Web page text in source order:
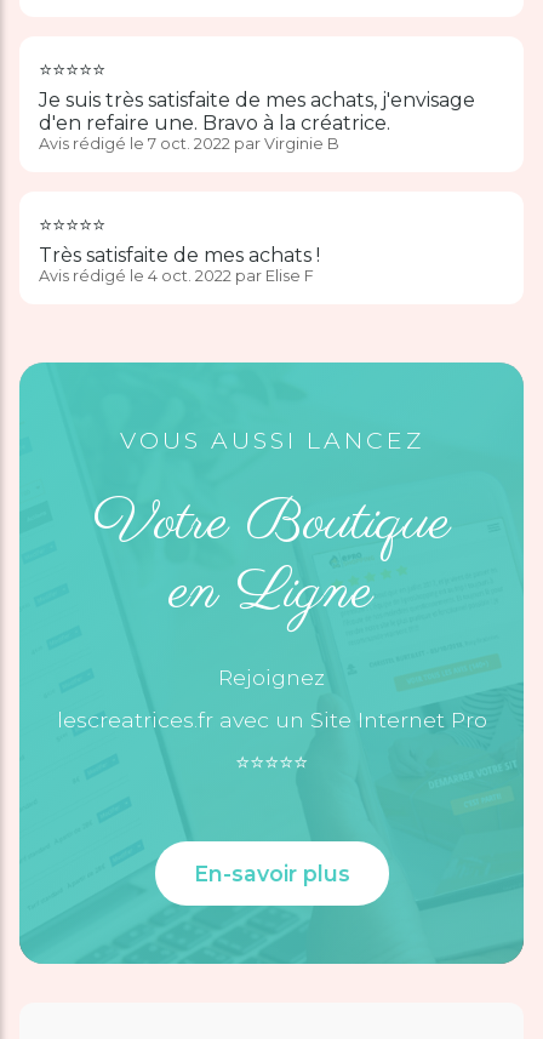
⭐️⭐️⭐️⭐️⭐️
Je suis très satisfaite de mes achats, j'envisage
d'en refaire une. Bravo à la créatrice.
Avis rédigé le 7 oct. 2022 par Virginie B
⭐️⭐️⭐️⭐️⭐️
Très satisfaite de mes achats !
Avis rédigé le 4 oct. 2022 par Elise F
VOUS AUSSI LANCEZ
Votre Boutique
en Ligne
Rejoignez
lescreatrices.fr avec un Site Internet Pro
⭐️⭐️⭐️⭐️⭐️
En-savoir plus